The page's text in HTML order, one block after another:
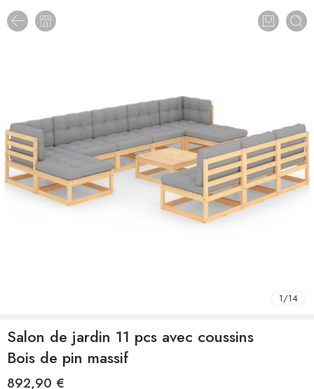
1/14
Salon de jardin 11 pcs avec coussins
Bois de pin massif
892,90 €